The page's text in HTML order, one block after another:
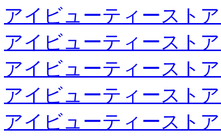
アイビューティースト
アイビューティースト
アイビューティースト
アイビューティースト
アイビューティースト